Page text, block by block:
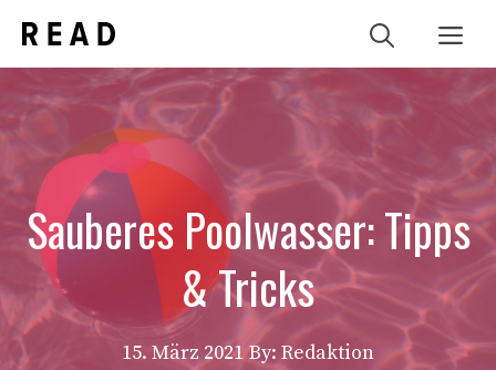
Inhalt
springen
Sauberes Poolwasser: Tipps
& Tricks
15. März 2021 By: Redaktion